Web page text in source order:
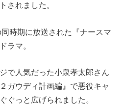
されました。
時期に放送された『ナースマ
ラマ。
で人気だった小泉孝太郎さん
ガウディ計画編』で悪役キャ
ぐっと広げられました。